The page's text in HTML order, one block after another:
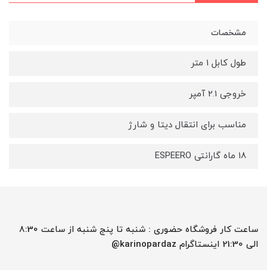
مشخصات
طول کابل 1 متر
خروجی 2.1 آمپر
مناسب برای انتقال دیتا و شارژ
18 ماه گارانتی ESPEERO
ساعت کار فروشگاه حضوری : شنبه تا پنج شنبه از ساعت 8:30
الی 21:30 اینستاگرام karinopardaz@